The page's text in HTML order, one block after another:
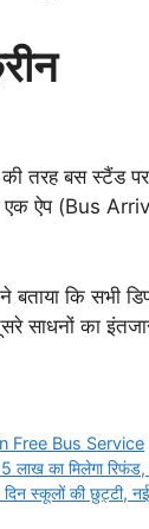
की तरह बस स्टैंड
ऐप (Bus
कि सभी
साधनों का
Free Bus Service
लाख का मिलेगा
स्कूलों की छुट्टी, नई